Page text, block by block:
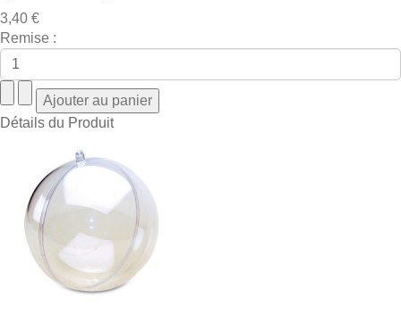
3,40 €
Remise :
Détails du Produit